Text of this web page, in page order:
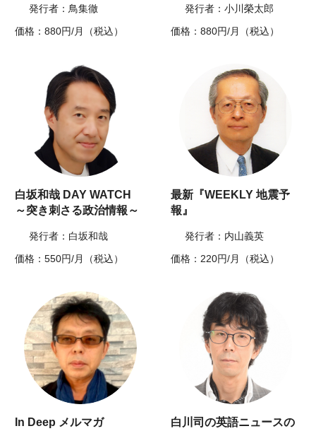
発行者：鳥集徹
価格：880円/月（税込）
発行者：小川榮太郎
価格：880円/月（税込）
白坂和哉 DAY WATCH
～突き刺さる政治情報～
発行者：白坂和哉
価格：550円/月（税込）
最新『WEEKLY 地震予
報』
発行者：内山義英
価格：220円/月（税込）
In Deep メルマガ
白川司の英語ニュースの